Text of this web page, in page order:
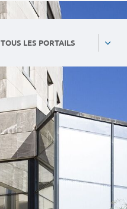
TOUS LES PORTAILS